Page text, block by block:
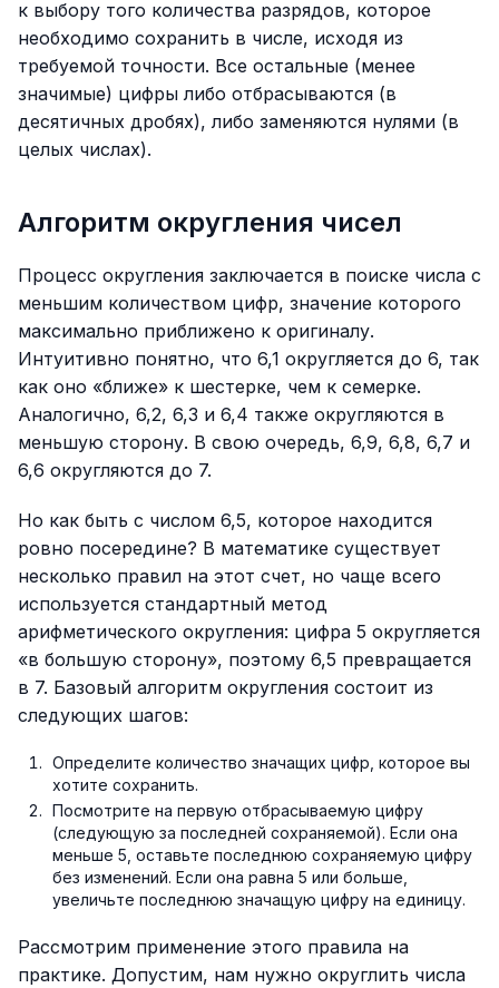
к выбору того количества разрядов, которое
необходимо сохранить в числе, исходя из
требуемой точности. Все остальные (менее
значимые) цифры либо отбрасываются (в
десятичных дробях), либо заменяются нулями (в
целых числах).
Алгоритм округления чисел
Процесс округления заключается в поиске числа с
меньшим количеством цифр, значение которого
максимально приближено к оригиналу.
Интуитивно понятно, что 6,1 округляется до 6, так
как оно «ближе» к шестерке, чем к семерке.
Аналогично, 6,2, 6,3 и 6,4 также округляются в
меньшую сторону. В свою очередь, 6,9, 6,8, 6,7 и
6,6 округляются до 7.
Но как быть с числом 6,5, которое находится
ровно посередине? В математике существует
несколько правил на этот счет, но чаще всего
используется стандартный метод
арифметического округления: цифра 5 округляется
«в большую сторону», поэтому 6,5 превращается
в 7. Базовый алгоритм округления состоит из
следующих шагов:
Определите количество значащих цифр, которое вы
хотите сохранить.
Посмотрите на первую отбрасываемую цифру
(следующую за последней сохраняемой). Если она
меньше 5, оставьте последнюю сохраняемую цифру
без изменений. Если она равна 5 или больше,
увеличьте последнюю значащую цифру на единицу.
Рассмотрим применение этого правила на
практике. Допустим, нам нужно округлить числа